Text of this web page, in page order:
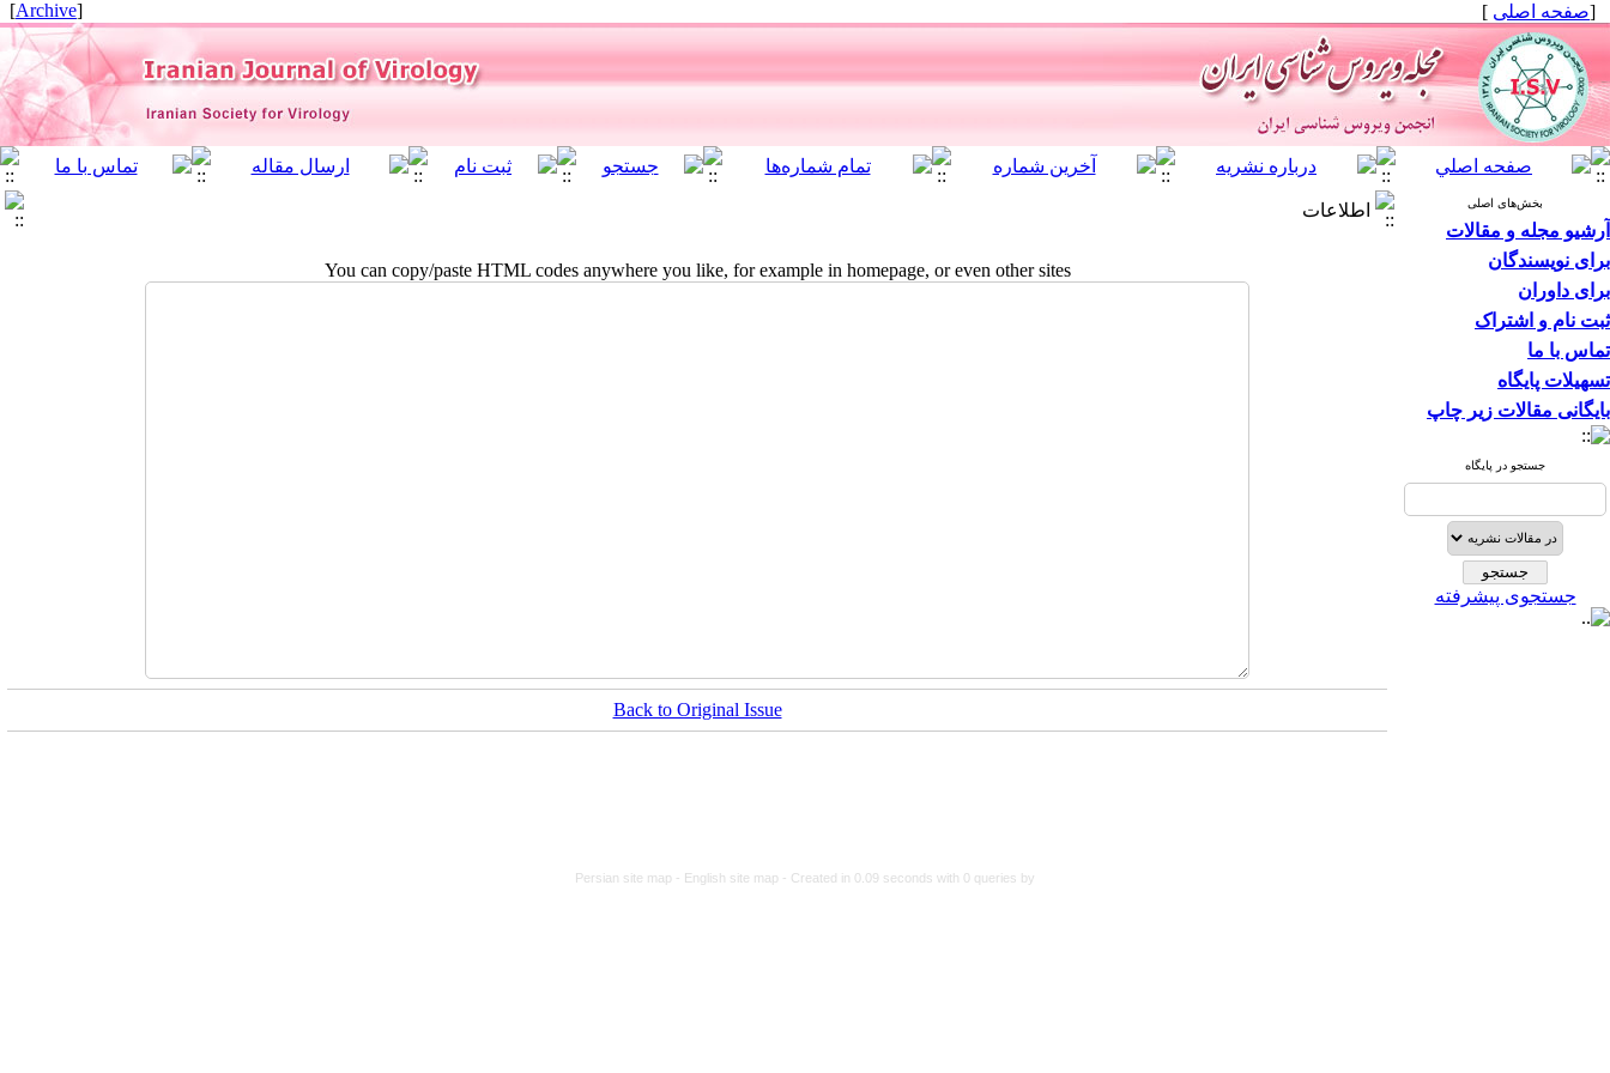
[صفحه اصلی ]
[
Archive
]
بخش‌های اصلی
آرشیو مجله و مقالات
برای نویسندگان
برای داوران
ثبت نام و اشتراک
تماس با ما
تسهیلات پایگاه
بایگانی مقالات زیر چاپ
جستجو در پایگاه
جستجوی پیشرفته
اطلاعات
You can copy/paste HTML codes anywhere you like, for example in homepage, or even other sites
Back to Original Issue
Persian site map - English site map - Created in 0.09 seconds with 0 queries by